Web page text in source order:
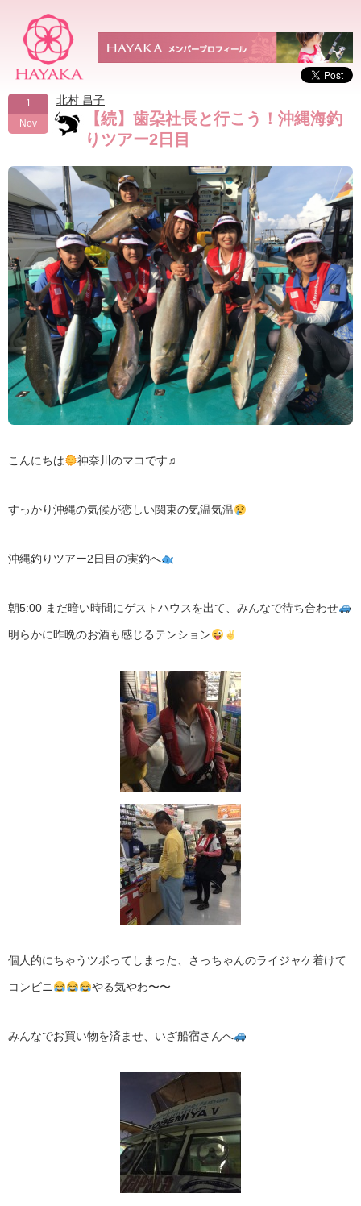
1
Nov
北村 昌子
【続】歯朶社長と行こう！沖縄海釣
りツアー2日目
こんにちは 神奈川のマコです♬
すっかり沖縄の気候が恋しい関東の気温気温
沖縄釣りツアー2日目の実釣へ
朝5:00 まだ暗い時間にゲストハウスを出て、みんなで待ち合わせ
明らかに昨晩のお酒も感じるテンション
個人的にちゃうツボってしまった、さっちゃんのライジャケ着けて
コンビニ やる気やわ〜〜
みんなでお買い物を済ませ、いざ船宿さんへ